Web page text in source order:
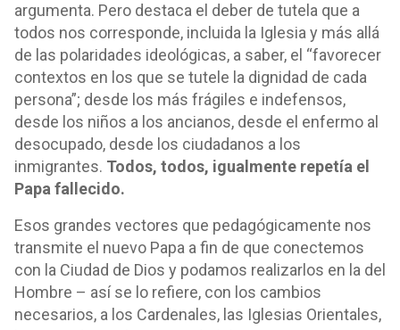
argumenta. Pero destaca el deber de tutela que a
todos nos corresponde, incluida la Iglesia y más allá
de las polaridades ideológicas, a saber, el “favorecer
contextos en los que se tutele la dignidad de cada
persona”; desde los más frágiles e indefensos,
desde los niños a los ancianos, desde el enfermo al
desocupado, desde los ciudadanos a los
inmigrantes. Todos, todos, igualmente repetía el
Papa fallecido.
Esos grandes vectores que pedagógicamente nos
transmite el nuevo Papa a fin de que conectemos
con la Ciudad de Dios y podamos realizarlos en la del
Hombre – así se lo refiere, con los cambios
necesarios, a los Cardenales, las Iglesias Orientales,